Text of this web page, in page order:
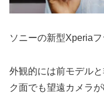
ソニーの新型Xperia
外観的には前モデル
ク面でも望遠カメラ